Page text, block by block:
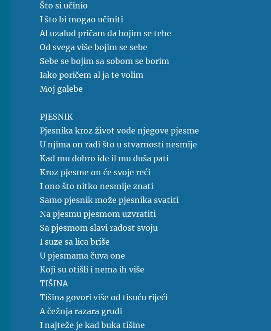
Što si učinio
I što bi mogao učiniti
Al uzalud pričam da bojim se tebe
Od svega više bojim se sebe
Sebe se bojim sa sobom se borim
Iako poričem al ja te volim
Moj galebe
PJESNIK
Pjesnika kroz život vode njegove pjesme
U njima on radi što u stvarnosti nesmije
Kad mu dobro ide il mu duša pati
Kroz pjesme on će svoje reći
I ono što nitko nesmije znati
Samo pjesnik može pjesnika svatiti
Na pjesmu pjesmom uzvratiti
Sa pjesmom slavi radost svoju
I suze sa lica briše
U pjesmama čuva one
Koji su otišli i nema ih više
TIŠINA
Tišina govori više od tisuću rijeći
A čežnja razara grudi
I najteže je kad buka tišine